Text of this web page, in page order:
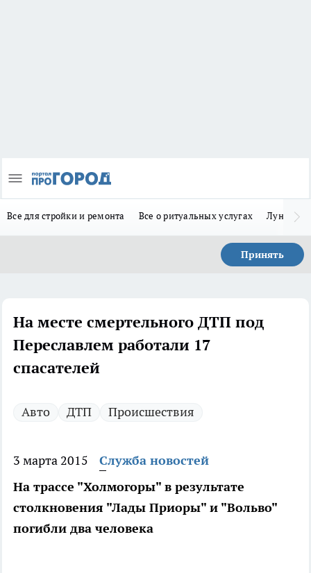
Все для стройки и ремонта Все о ритуальных услугах Лунно-
Принять
На месте смертельного ДТП под
Переславлем работали 17
спасателей
Авто ДТП Происшествия
3 марта 2015
Служба новостей
На трассе "Холмогоры" в результате
столкновения "Лады Приоры" и "Вольво"
погибли два человека